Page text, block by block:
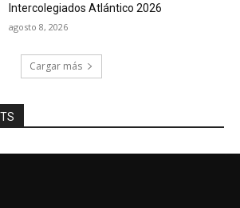
Intercolegiados Atlántico 2026
agosto 8, 2026
Cargar más